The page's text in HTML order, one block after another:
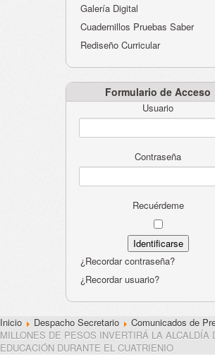
Galería Digital
Cuadernillos Pruebas Saber
Rediseño Curricular
Formulario de Acceso
Usuario
Contraseña
Recuérdeme
¿Recordar contraseña?
¿Recordar usuario?
Inicio Despacho Secretario Comunicados de
MILLONES DE PESOS INVERTIRÁ LA ALCALDÍA
EDUCACIÓN DURANTE EL CUATRIENIO